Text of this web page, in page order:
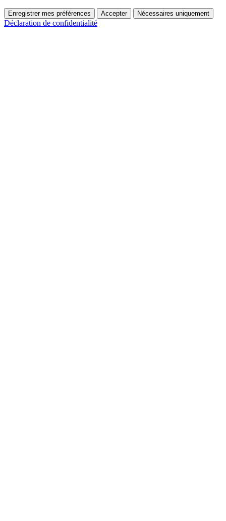
Enregistrer mes préférences Accepter Nécessaires uniquement
Déclaration de confidentialité